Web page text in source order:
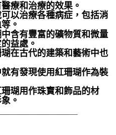
療和治療的效果。
以治療各種病症，包括消
。
含有豐富的礦物質和微量
益處。
在古代的建築和藝術中也
有發現使用紅珊瑚作為裝
瑚用作珠寶和飾品的材
。